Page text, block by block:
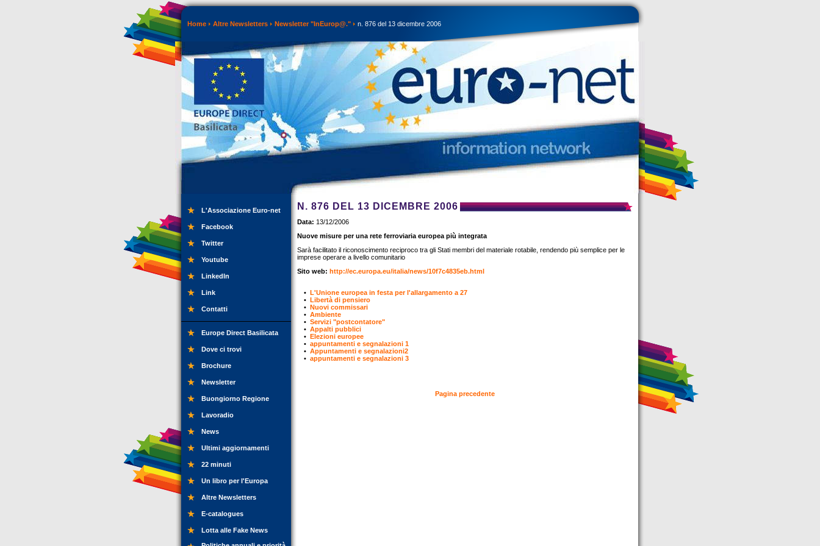
Home Altre Newsletters Newsletter "InEurop@." n. 876 del 13 dicembre 2006
L'Associazione Euro-net
Facebook
Twitter
Youtube
LinkedIn
Link
Contatti
Europe Direct Basilicata
Dove ci trovi
Brochure
Newsletter
Buongiorno Regione
Lavoradio
News
Ultimi aggiornamenti
22 minuti
Un libro per l'Europa
Altre Newsletters
E-catalogues
Lotta alle Fake News
N. 876 DEL 13 DICEMBRE 2006
Data: 13/12/2006
Nuove misure per una rete ferroviaria europea più integrata
Sarà facilitato il riconoscimento reciproco tra gli Stati membri del materiale rotabile, rendendo più semplice per le
imprese operare a livello comunitario
Sito web: http://ec.europa.eu/italia/news/10f7c4835eb.html
• L'Unione europea in festa per l'allargamento a 27
• Libertà di pensiero
• Nuovi commissari
• Ambiente
• Servizi "postcontatore"
• Appalti pubblici
• Elezioni europee
• appuntamenti e segnalazioni 1
• Appuntamenti e segnalazioni2
• appuntamenti e segnalazioni 3
Pagina precedente